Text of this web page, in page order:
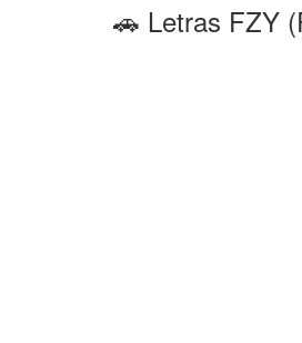
🚗 Letras FZY